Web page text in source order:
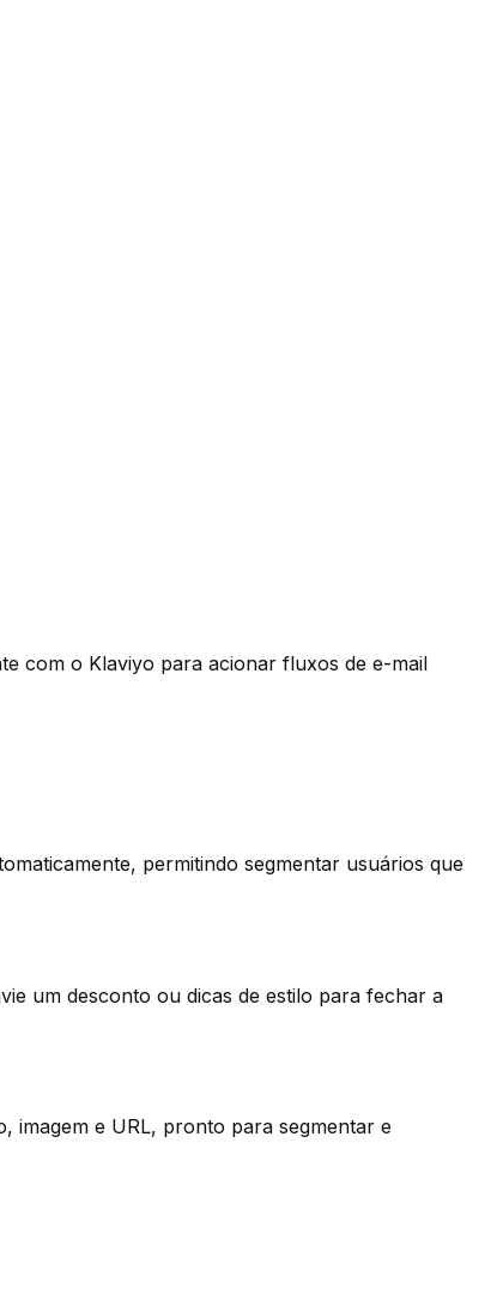
com o Klaviyo para acionar fluxos de e-mail
permitindo segmentar usuários que
um desconto ou dicas de estilo para fechar a
e URL, pronto para segmentar e